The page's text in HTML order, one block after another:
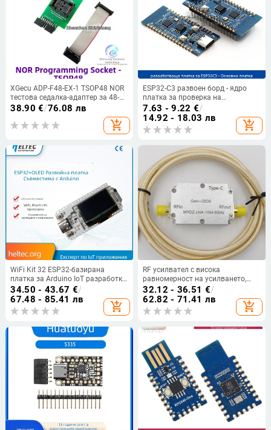
XGecu ADP-F48-EX-1 TSOP48 NOR
тестова седалка-адаптер за 48-
пинов чип, съвместим с T48
38.90 €/76.08 лв
add_shopping_cart
ESP32-C3 развоен борд - ядро
платка за проверка на
функционалността на ESP32-C3
чипа, 2,4 GHz Wi-Fi и Bluetooth
модул
7.63 - 9.22 €/
14.92 - 18.03 лв
add_shopping_cart
WiFi Kit 32 ESP32-базирана
платка за Arduino IoT разработка
с Bluetooth и OLED дисплей
34.50 - 43.67 €/
67.48 - 85.41 лв
add_shopping_cart
RF усилвател с висока
равномерност на усилването,
диапазон 10 MHz–6 GHz,
усилване 10/20/30/40 dB, за
предаване или приемане на
сигнали
32.12 - 36.51 €/
62.82 - 71.41 лв
add_shopping_cart